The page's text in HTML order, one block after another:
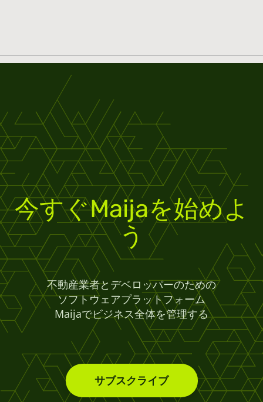
今すぐMaijaを始めよ
う
不動産業者とデベロッパーのための
ソフトウェアプラットフォーム
Maijaでビジネス全体を管理する
サブスクライブ